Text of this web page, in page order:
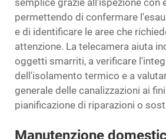
semplice grazie all'ispezione con
permettendo di confermare
e di identificare le aree che
attenzione. La telecamera aiuta
oggetti smarriti, a verificare
dell'isolamento termico e a
generale delle canalizzazioni ai
pianificazione di riparazioni o
Manutenzione